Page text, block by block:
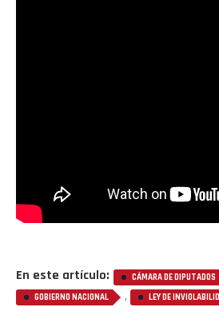
En este artículo: CÁMARA DE DIPUTADOS
GOBIERNO NACIONAL , LEY DE